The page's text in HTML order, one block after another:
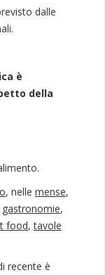
dalle
è
della
, nelle mense,
gastronomie,
food,tavole
recente è